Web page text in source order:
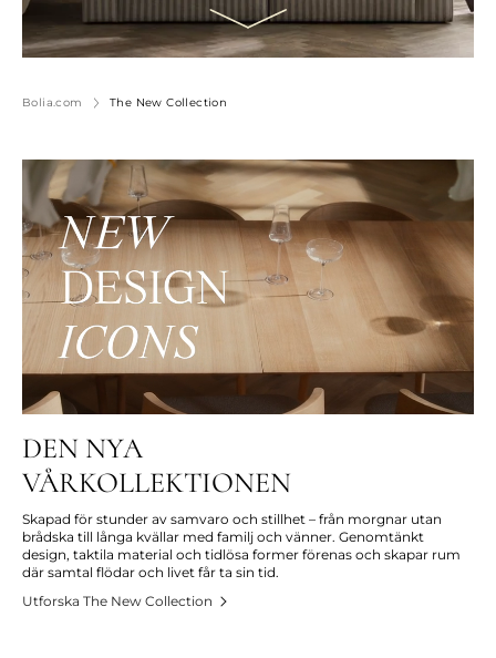
Bolia.com The New Collection
DEN NYA
VÅRKOLLEKTIONEN
Skapad för stunder av samvaro och stillhet – från morgnar utan
brådska till långa kvällar med familj och vänner. Genomtänkt
design, taktila material och tidlösa former förenas och skapar rum
där samtal flödar och livet får ta sin tid.
Utforska The New Collection